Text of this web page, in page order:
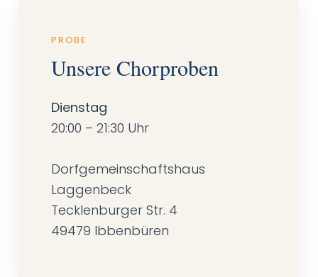
PROBE
Unsere Chorproben
Dienstag
20:00 – 21:30 Uhr
Dorfgemeinschaftshaus
Laggenbeck
Tecklenburger Str. 4
49479 Ibbenbüren